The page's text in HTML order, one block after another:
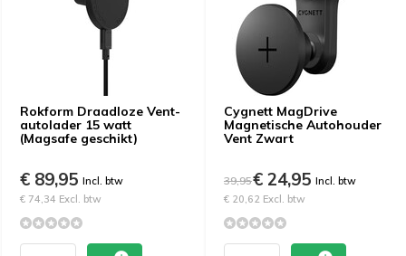
Rokform Draadloze Vent-
autolader 15 watt
(Magsafe geschikt)
€ 89,95 Incl. btw
€ 74,34 Excl. btw
Cygnett MagDrive
Magnetische Autohouder
Vent Zwart
39,95€ 24,95 Incl. btw
€ 20,62 Excl. btw